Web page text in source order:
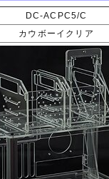
DC-ACPC5/C
カウボーイクリア